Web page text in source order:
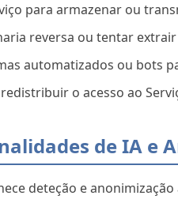
para armazenar ou
reversa ou tentar
automatizados ou bots
o acesso ao
de IA e
deteção e